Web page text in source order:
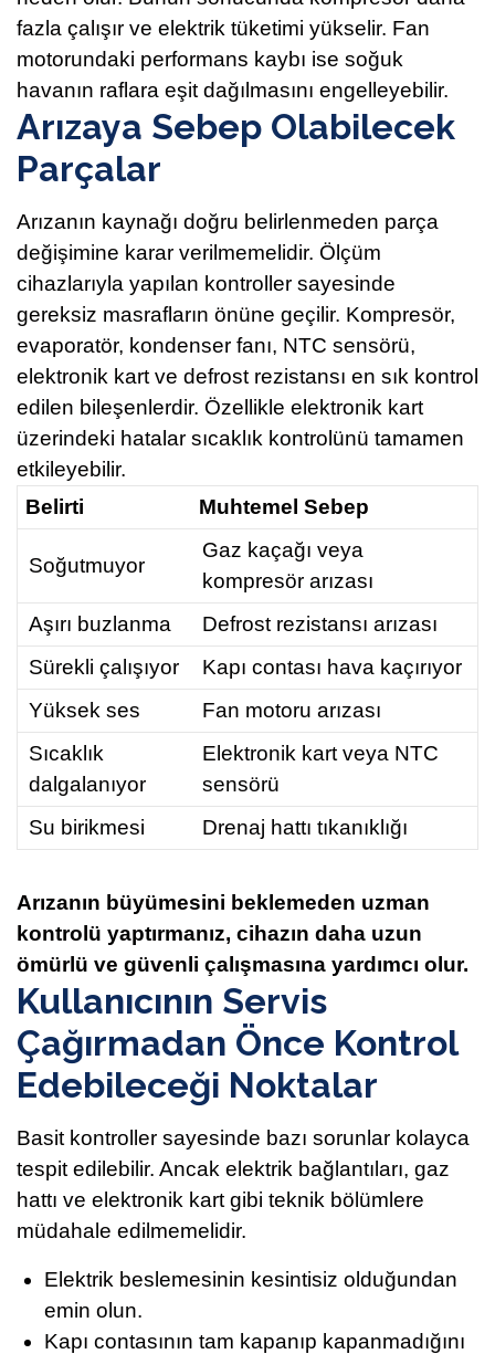
fazla çalışır ve elektrik tüketimi yükselir. Fan
motorundaki performans kaybı ise soğuk
havanın raflara eşit dağılmasını engelleyebilir.
Arızaya Sebep Olabilecek
Parçalar
Arızanın kaynağı doğru belirlenmeden parça
değişimine karar verilmemelidir. Ölçüm
cihazlarıyla yapılan kontroller sayesinde
gereksiz masrafların önüne geçilir. Kompresör,
evaporatör, kondenser fanı, NTC sensörü,
elektronik kart ve defrost rezistansı en sık kontrol
edilen bileşenlerdir. Özellikle elektronik kart
üzerindeki hatalar sıcaklık kontrolünü tamamen
etkileyebilir.
Belirti
Muhtemel Sebep
Soğutmuyor
Gaz kaçağı veya
kompresör arızası
Aşırı buzlanma
Defrost rezistansı arızası
Sürekli çalışıyor
Kapı contası hava kaçırıyor
Yüksek ses
Fan motoru arızası
Sıcaklık
dalgalanıyor
Elektronik kart veya NTC
sensörü
Su birikmesi
Drenaj hattı tıkanıklığı
Arızanın büyümesini beklemeden uzman
kontrolü yaptırmanız, cihazın daha uzun
ömürlü ve güvenli çalışmasına yardımcı olur.
Kullanıcının Servis
Çağırmadan Önce Kontrol
Edebileceği Noktalar
Basit kontroller sayesinde bazı sorunlar kolayca
tespit edilebilir. Ancak elektrik bağlantıları, gaz
hattı ve elektronik kart gibi teknik bölümlere
müdahale edilmemelidir.
Elektrik beslemesinin kesintisiz olduğundan
emin olun.
Kapı contasının tam kapanıp kapanmadığını